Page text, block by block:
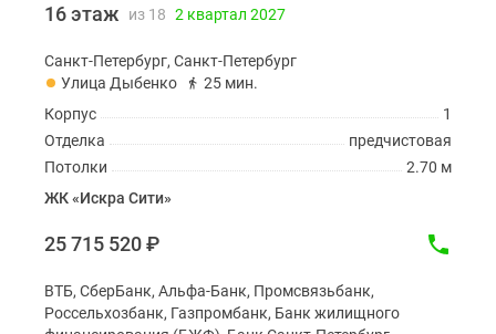
16 этаж из 18 2 квартал 2027
Санкт-Петербург, Санкт-Петербург
Улица Дыбенко
25 мин.
1
Корпус
предчистовая
Отделка
2.70 м
Потолки
ЖК «Искра Сити»
25 715 520₽
ВТБ, СберБанк, Альфа-Банк, Промсвязьбанк,
Россельхозбанк, Газпромбанк, Банк жилищного